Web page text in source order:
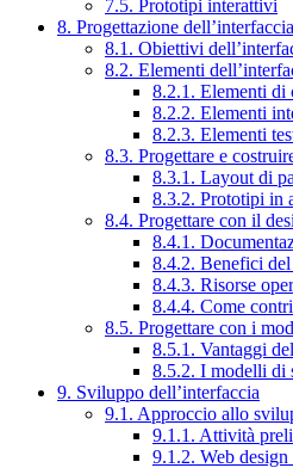
7.5. Prototipi interattivi
8. Progettazione dell’interfaccia
8.1. Obiettivi
8.2. Elementi
8.2.1. Elementi di
8.2.2. Elementi
8.2.3. Elementi
8.3. Progettare e
8.3.1. Layout di
8.3.2. Prototipi in
8.4. Progettare con il
8.4.1.
8.4.2. Benefici del
8.4.3. Risorse
8.4.4. Come
8.5. Progettare con i
8.5.1. Vantaggi
8.5.2. I modelli di
9. Sviluppo dell’interfaccia
9.1. Approccio allo
9.1.1. Attività
9.1.2. Web design